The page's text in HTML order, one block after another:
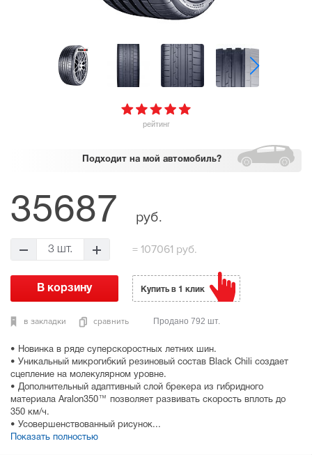
рейтинг
Подходит на мой автомобиль?
• Новинка в ряде суперскоростных летних шин.
• Уникальный микрогибкий резиновый состав Black Chili создает
сцепление на молекулярном уровне.
• Дополнительный адаптивный слой брекера из гибридного
материала Aralon350™ позволяет развивать скорость вплоть до
350 км/ч.
• Усовершенствованный рисунок...
Показать полностью
35687 руб.
3 шт. = 107061 руб.
в закладки сравнить
Купить в 1 клик
Продано 792 шт.